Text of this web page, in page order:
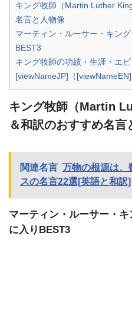
キング牧師（Martin Luther
名言と人物像
マーティン・ルーサー・キン
BEST3
キング牧師の功績・生涯・エピ
[viewNameJP]（
キング牧師（Martin
＆和訳のおすすめ名言
関連名言 万物の根源は、
スの名言22選[英語と和訳]
マーティン・ルーサー・
に入りBEST3